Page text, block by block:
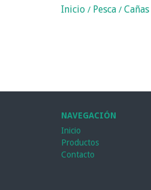
Inicio / Pesca / Cañas
NAVEGACIÓN
Inicio
Productos
Contacto